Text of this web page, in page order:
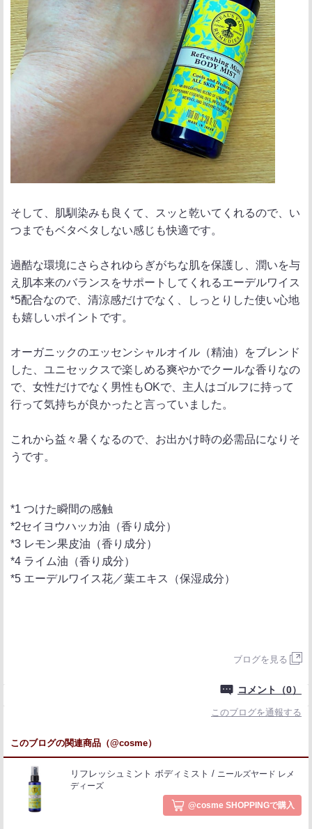
そして、肌馴染みも良くて、スッと乾いてくれるので、い
つまでもベタベタしない感じも快適です。
過酷な環境にさらされゆらぎがちな肌を保護し、潤いを与
え肌本来のバランスをサポートしてくれるエーデルワイス
*5配合なので、清涼感だけでなく、しっとりした使い心地
も嬉しいポイントです。
オーガニックのエッセンシャルオイル（精油）をブレンド
した、ユニセックスで楽しめる爽やかでクールな香りなの
で、女性だけでなく男性もOKで、主人はゴルフに持って
行って気持ちが良かったと言っていました。
これから益々暑くなるので、お出かけ時の必需品になりそ
うです。
*1 つけた瞬間の感触
*2セイヨウハッカ油（香り成分）
*3 レモン果皮油（香り成分）
*4 ライム油（香り成分）
*5 エーデルワイス花／葉エキス（保湿成分）
ブログを見る
コメント（0）
このブログを通報する
このブログの関連商品（@cosme）
リフレッシュミント ボディミスト
ニールズヤード レメ
ディーズ
@cosme SHOPPINGで購入